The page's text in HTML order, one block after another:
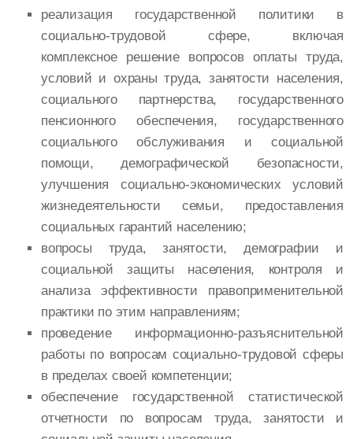
реализация государственной политики в
социально-трудовой сфере, включая
комплексное решение вопросов оплаты труда,
условий и охраны труда, занятости населения,
социального партнерства, государственного
пенсионного обеспечения, государственного
социального обслуживания и социальной
помощи, демографической безопасности,
улучшения социально-экономических условий
жизнедеятельности семьи, предоставления
социальных гарантий населению;
вопросы труда, занятости, демографии и
социальной защиты населения, контроля и
анализа эффективности правоприменительной
практики по этим направлениям;
проведение информационно-разъяснительной
работы по вопросам социально-трудовой сферы
в пределах своей компетенции;
обеспечение государственной статистической
отчетности по вопросам труда, занятости и